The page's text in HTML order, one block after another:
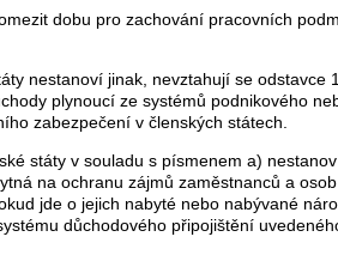
dobu pro zachování pracovních
nestanoví jinak, nevztahují se
plynoucí ze systémů podnikového
zabezpečení v členských státech.
státy v souladu s písmenem a)
na ochranu zájmů zaměstnanců a
jde o jejich nabyté nebo nabývané
důchodového připojištění